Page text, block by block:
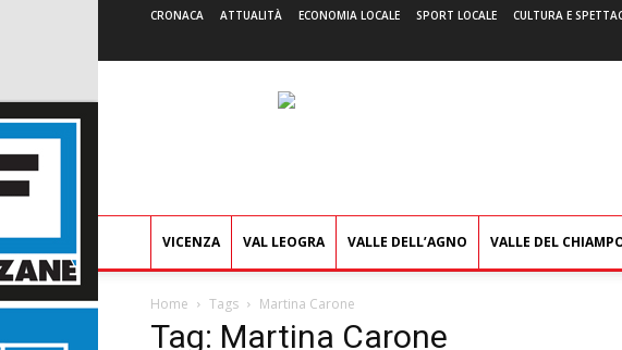
CRONACA ATTUALITÀ ECONOMIA LOCALE SPORT LOCALE CULTURA E
VICENZA VAL LEOGRA VALLE DELL’AGNO VALLE DEL
Home Tags Martina Carone
Tag: Martina Carone